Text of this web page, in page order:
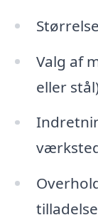
Valg af
eller